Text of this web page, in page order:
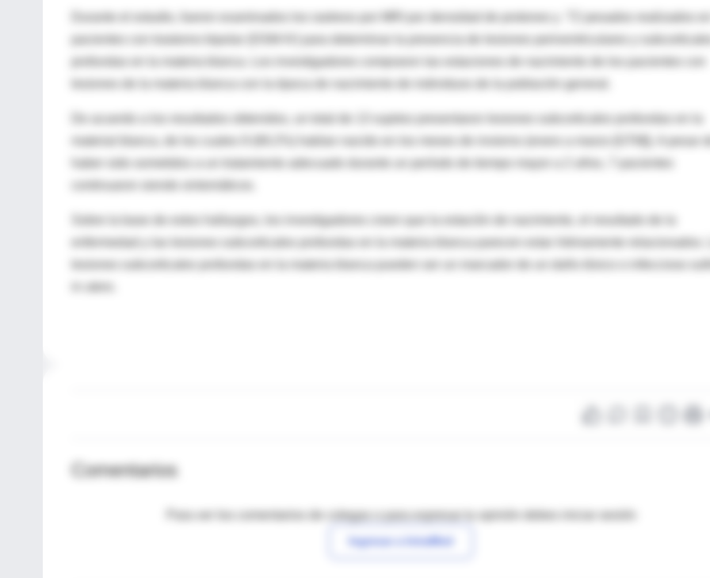
profundas en la materia blanca. Los investigadores compraron las estaciones de nacimiento de los pacientes con
lesiones de la materia blanca con la época de nacimiento de individuos de la población general.
haber sido sometidos a un tratamiento adecuado durante un período de tiempo mayor a 2 años, 7 pacientes
Sobre la base de estos hallazgos, los investigadores creen que la estación de nacimiento, el resultado de la
Comentarios
Para ver los comentarios de colegas o para expresar tu opinión debes iniciar sesión
Ingresar a IntraMed